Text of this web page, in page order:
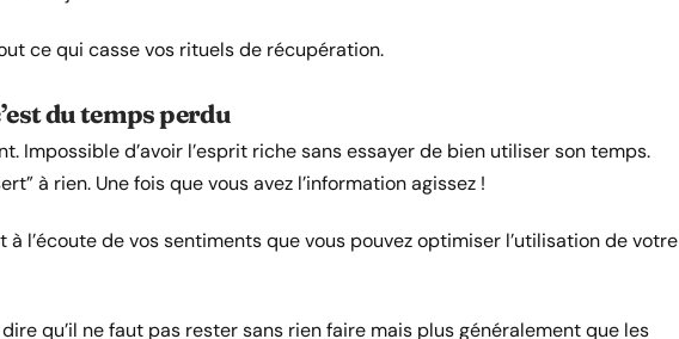
ce qui casse vos rituels de récupération.
du temps perdu
Impossible d’avoir l’esprit riche sans essayer de bien utiliser son temps.
à rien. Une fois que vous avez l’information agissez !
à l’écoute de vos sentiments que vous pouvez optimiser l’utilisation de votre
qu’il ne faut pas rester sans rien faire mais plus généralement que les